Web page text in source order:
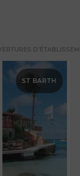
ST BARTH